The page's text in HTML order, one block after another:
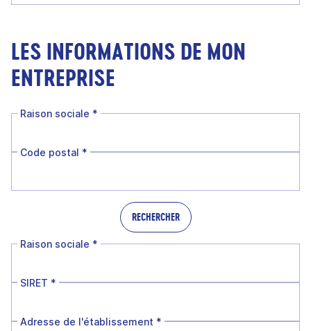
LES INFORMATIONS DE MON
ENTREPRISE
Raison sociale *
Code postal *
RECHERCHER
Raison sociale *
SIRET *
Adresse de l'établissement *